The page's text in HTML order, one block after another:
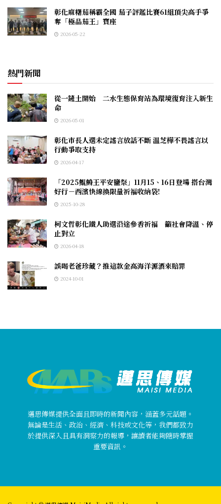
彰化麻糬茄稱霸全國 茄子評鑑比賽61組頂尖高手爭
奪「極品茄王」寶座
2026-05-22
熱門新聞
從一鏟土開始 二水生態保育站為環境復育注入新生
命
2026-05-01
彰化市長人選未定謠言放話不斷 温芝樺不畏謠言以
行動爭取支持
2026-04-17
「2025鯤鯓王平安鹽祭」11月15、16日登場 搭台灣
好行－西濱快線換限量祈福收納袋!
2025-10-28
柯文哲彰化鐵人助選沿途參香祈福 籲社會降溫、停
止對立
2026-04-18
誤喝老爸珍藏？推這款金高海洋源酒來賠罪
2024-10-01
邁思傳媒提供全面且即時的新聞內容，涵蓋多元話題。
無論是生活、政治、經濟、科技或文化等，我們都致力
於提供深入且具有洞察力的報導，讓讀者能夠隨時掌握
重要資訊。